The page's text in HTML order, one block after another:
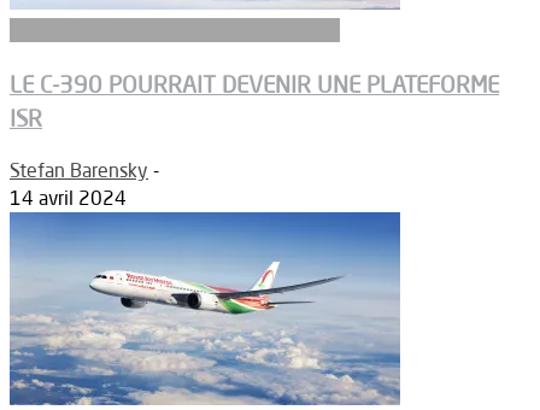
LE C-390 POURRAIT DEVENIR UNE PLATEFORME
ISR
Stefan Barensky -
14 avril 2024